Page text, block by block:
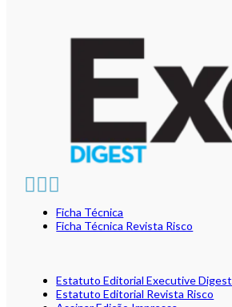
Ficha Técnica
Ficha Técnica Revista Risco
Estatuto Editorial Executive Digest
Estatuto Editorial Revista Risco